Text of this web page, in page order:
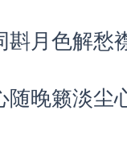
斟月色解愁
随晚籁淡尘